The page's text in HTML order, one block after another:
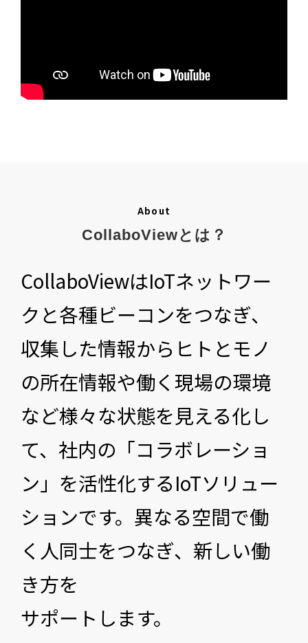
About
CollaboViewとは？
CollaboViewはIoTネットワー
クと各種ビーコンをつなぎ、
収集した情報からヒトとモノ
の所在情報や働く現場の環境
など様々な状態を見える化し
て、社内の「コラボレーショ
ン」を活性化するIoTソリュー
ションです。異なる空間で働
く人同士をつなぎ、新しい働
き方を
サポートします。